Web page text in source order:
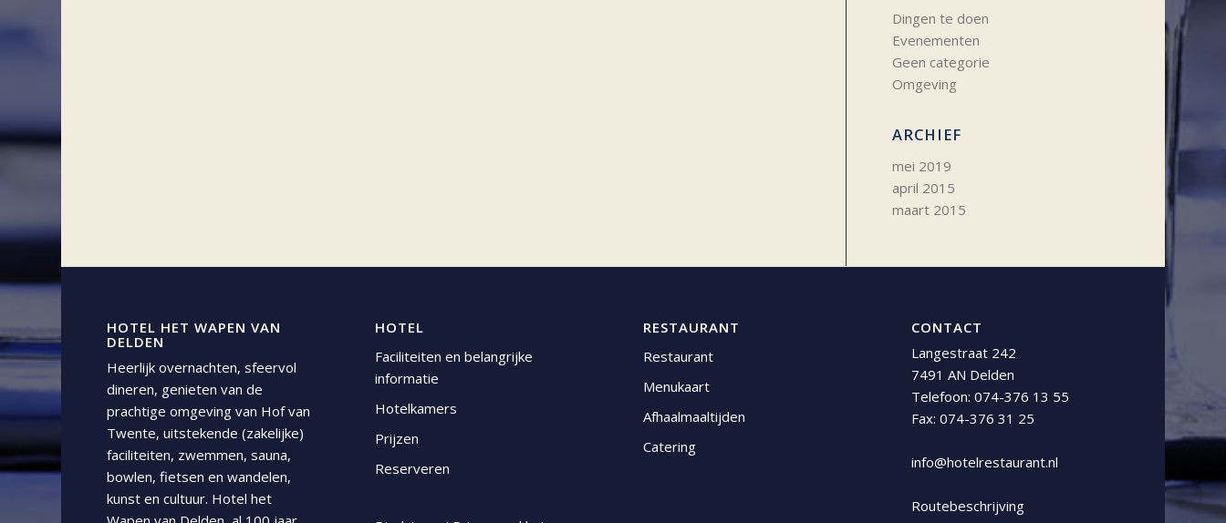
Dingen te doen
Evenementen
Geen categorie
Omgeving
ARCHIEF
mei 2019
april 2015
maart 2015
HOTEL HET WAPEN VAN
DELDEN
Heerlijk overnachten, sfeervol
dineren, genieten van de
prachtige omgeving van Hof van
Twente, uitstekende (zakelijke)
faciliteiten, zwemmen, sauna,
bowlen, fietsen en wandelen,
kunst en cultuur. Hotel het
HOTEL
Faciliteiten en belangrijke
informatie
Hotelkamers
Prijzen
Reserveren
RESTAURANT
Restaurant
Menukaart
Afhaalmaaltijden
Catering
CONTACT
Langestraat 242
7491 AN Delden
Telefoon:074-376 13 55
Fax: 074-376 31 25
info@hotelrestaurant.nl
Routebeschrijving